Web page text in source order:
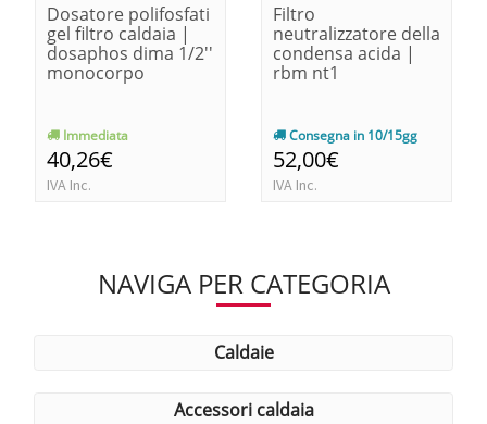
Dosatore polifosfati
gel filtro caldaia |
dosaphos dima 1/2''
monocorpo
Immediata
40,26€
IVA Inc.
Filtro
neutralizzatore della
condensa acida |
rbm nt1
Consegna in 10/15gg
52,00€
IVA Inc.
NAVIGA PER CATEGORIA
caldaie
accessori caldaia